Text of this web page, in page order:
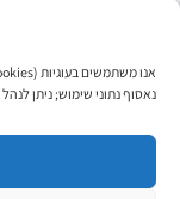
נאסוף נתוני שימוש; ניתן
אבן